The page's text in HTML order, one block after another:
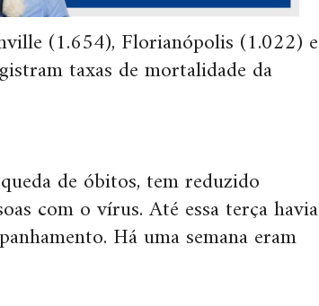
(1.654), Florianópolis (1.022) e
taxas de mortalidade da
de óbitos, tem reduzido
com o vírus. Até essa terça havia
Há uma semana eram